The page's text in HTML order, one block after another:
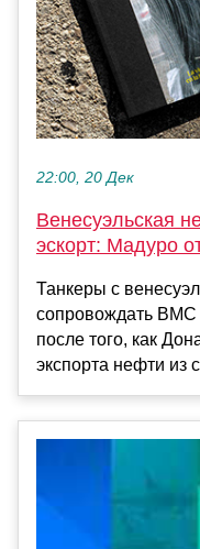
22:00, 20 Дек
Венесуэльская
эскорт: Мадуро
Танкеры с
сопровождать
после того, как
экспорта нефти из